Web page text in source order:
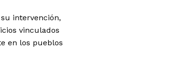
intervención,
vinculados
en los pueblos